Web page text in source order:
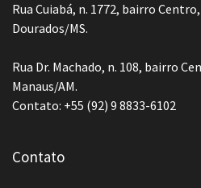
Rua Cuiabá, n. 1772, bairro Centro,
Dourados/MS.
Rua Dr. Machado, n. 108, bairro
Manaus/AM.
Contato: +55 (92) 9 8833-6102
Contato